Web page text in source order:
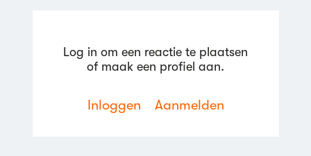
Log in om een reactie te plaatsen
of maak een profiel aan.
Inloggen Aanmelden